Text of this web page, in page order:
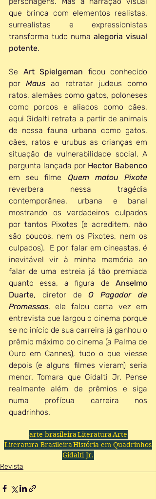
que brinca com elementos realistas,
surrealistas e expressionistas
transforma tudo numa alegoria visual
potente.
Se Art Spielgeman ficou conhecido
por Maus ao retratar judeus como
ratos, alemães como gatos, poloneses
como porcos e aliados como cães,
aqui Gidalti retrata a partir de animais
de nossa fauna urbana como gatos,
cães, ratos e urubus as crianças em
situação de vulnerabilidade social. A
pergunta lançada por Hector Babenco
em seu filme Quem matou Pixote
reverbera nessa tragédia
contemporânea, urbana e banal
mostrando os verdadeiros culpados
por tantos Pixotes (e acreditem, não
são poucos, nem os Pixotes, nem os
culpados).  E por falar em cineastas, é
inevitável vir à minha memória ao
falar de uma estreia já tão premiada
quanto essa, a figura de Anselmo
Duarte, diretor de O Pagador de
Promessas, ele falou certa vez em
entrevista que largou o cinema porque
se no início de sua carreira já ganhou o
prêmio máximo do cinema (a Palma de
Ouro em Cannes), tudo o que viesse
depois (e alguns filmes vieram) seria
menor. Tomara que Gidalti Jr. Pense
realmente além de prêmios e siga
numa profícua carreira nos
quadrinhos.
arte brasileiraLiteraturaArte
Literatura BrasileiraHistória em Quadrinhos
Gidalti Jr.
Revista